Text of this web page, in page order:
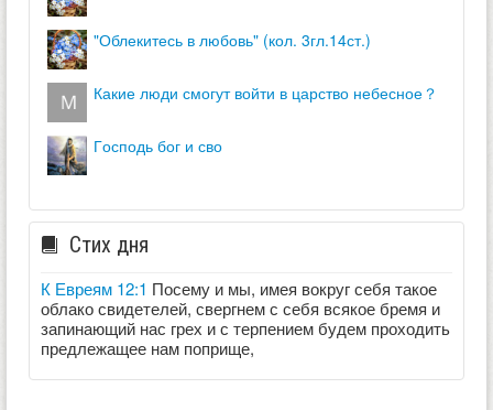
"облекитесь в любовь" (кол. 3гл.14ст.)
какие люди смогут войти в царство небесное？
господь бог и сво
Стих дня
К Евреям 12:1 Посему и мы, имея вокруг себя такое
облако свидетелей, свергнем с себя всякое бремя и
запинающий нас грех и с терпением будем проходить
предлежащее нам поприще,